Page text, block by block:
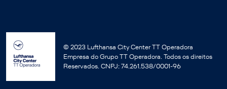
© 2023 Lufthansa City Center TT Operadora
Empresa do Grupo TT Operadora. Todos os direitos
Reservados. CNPJ: 74.261.538/0001-96